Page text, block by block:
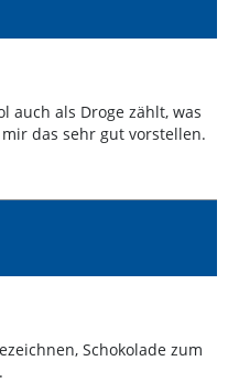
auch als Droge zählt, was
das sehr gut vorstellen.
Schokolade zum